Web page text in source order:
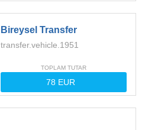
Bireysel Transfer
transfer.vehicle.1951
TOPLAM TUTAR